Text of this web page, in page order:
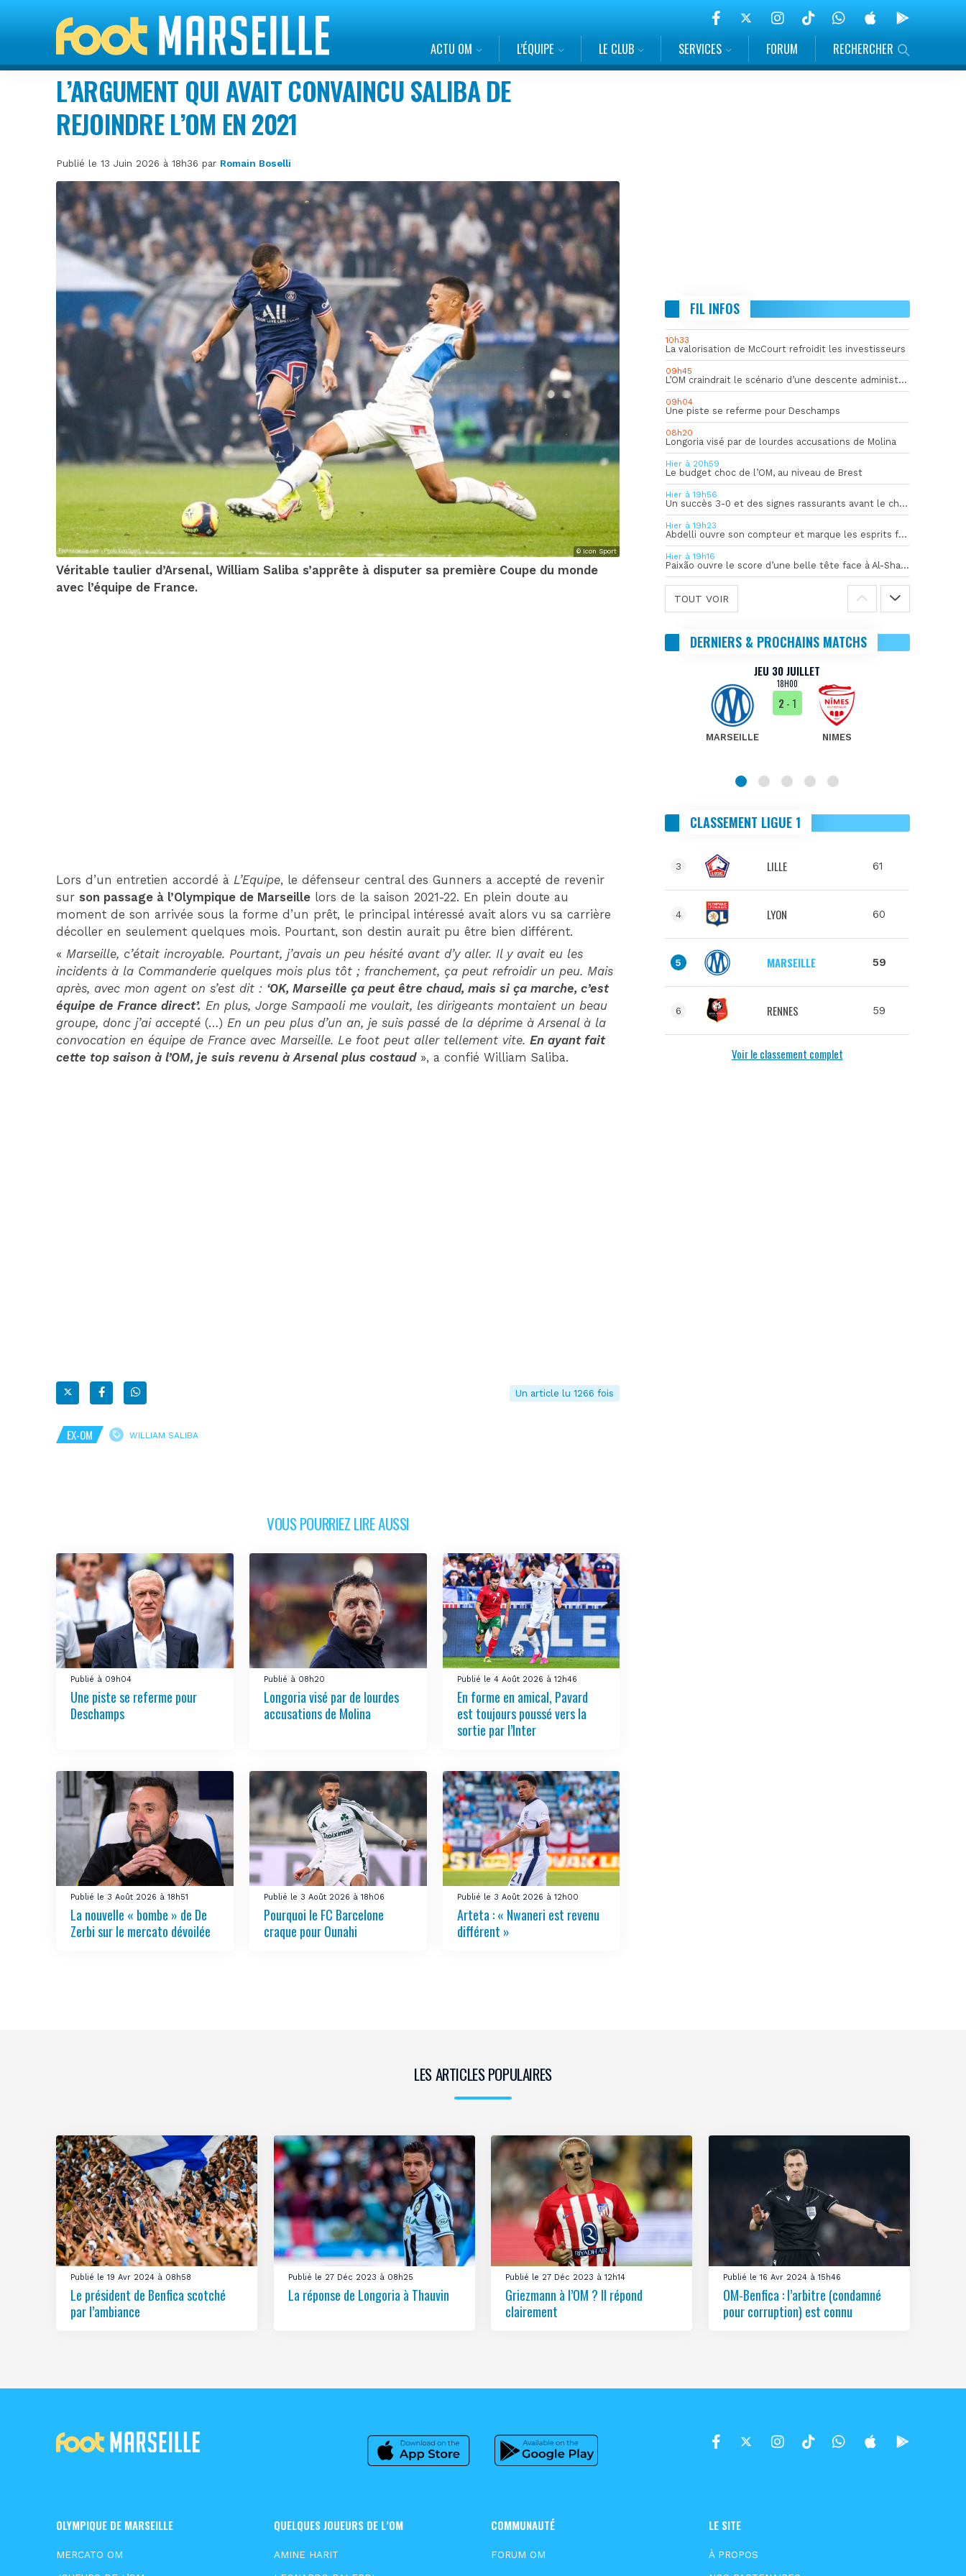
ACTU OM L’ÉQUIPE LE CLUB SERVICES FORUM RECHERCHER
L’ARGUMENT QUI AVAIT CONVAINCU SALIBA DE
REJOINDRE L’OM EN 2021
Publié le 13 Juin 2026 à 18h36 par Romain Boselli
© Icon Sport
Véritable taulier d’Arsenal, William Saliba s’apprête à disputer sa première Coupe du monde
avec l’équipe de France.
Lors d’un entretien accordé à L’Equipe, le défenseur central des Gunners a accepté de revenir
sur son passage à l’Olympique de Marseille lors de la saison 2021-22. En plein doute au
moment de son arrivée sous la forme d’un prêt, le principal intéressé avait alors vu sa carrière
décoller en seulement quelques mois. Pourtant, son destin aurait pu être bien différent.
« Marseille, c’était incroyable. Pourtant, j’avais un peu hésité avant d’y aller. Il y avait eu les
incidents à la Commanderie quelques mois plus tôt ; franchement, ça peut refroidir un peu. Mais
après, avec mon agent on s’est dit : ‘OK, Marseille ça peut être chaud, mais si ça marche, c’est
équipe de France direct’. En plus, Jorge Sampaoli me voulait, les dirigeants montaient un beau
groupe, donc j’ai accepté (…) En un peu plus d’un an, je suis passé de la déprime à Arsenal à la
convocation en équipe de France avec Marseille. Le foot peut aller tellement vite.En ayant fait
cette top saison à l’OM, je suis revenu à Arsenal plus costaud», a confié William Saliba.
Un article lu 1266 fois
EX-OM WILLIAM SALIBA
VOUS POURRIEZ LIRE AUSSI
Publié à 09h04
Une piste se referme pour
Deschamps
Publié à 08h20
Longoria visé par de lourdes
accusations de Molina
Publié le 4 Août 2026 à 12h46
En forme en amical, Pavard
est toujours poussé vers la
sortie par l’Inter
Publié le 3 Août 2026 à 18h51
La nouvelle « bombe » de De
Zerbi sur le mercato dévoilée
Publié le 3 Août 2026 à 18h06
Pourquoi le FC Barcelone
craque pour Ounahi
Publié le 3 Août 2026 à 12h00
Arteta : « Nwaneri est revenu
différent »
FIL INFOS
10h33
La valorisation de McCourt refroidit les investisseurs
09h45
L’OM craindrait le scénario d’une descente administrative
09h04
Une piste se referme pour Deschamps
08h20
Longoria visé par de lourdes accusations de Molina
Hier à 20h59
Le budget choc de l’OM, au niveau de Brest
Hier à 19h56
Un succès 3-0 et des signes rassurants avant le choc face à Bilbao
Hier à 19h23
Abdelli ouvre son compteur et marque les esprits face à Al-Shahania
Hier à 19h16
Paixão ouvre le score d’une belle tête face à Al-Shahania
TOUT VOIR
DERNIERS & PROCHAINS MATCHS
JEU 30 JUILLET
18H00
MARSEILLE
2- 1
NIMES
CLASSEMENT LIGUE 1
3 LILLE 61
4 LYON 60
5 MARSEILLE 59
6 RENNES 59
Voir le classement complet
LES ARTICLES POPULAIRES
Publié le 19 Avr 2024 à 08h58
Le président de Benfica scotché
par l’ambiance
Publié le 27 Déc 2023 à 08h25
La réponse de Longoria à Thauvin
Publié le 27 Déc 2023 à 12h14
Griezmann à l’OM ? Il répond
clairement
Publié le 16 Avr 2024 à 15h46
OM-Benfica : l’arbitre (condamné
pour corruption) est connu
OLYMPIQUE DE MARSEILLE
MERCATO OM
QUELQUES JOUEURS DE L’OM
AMINE HARIT
COMMUNAUTÉ
FORUM OM
LE SITE
À PROPOS